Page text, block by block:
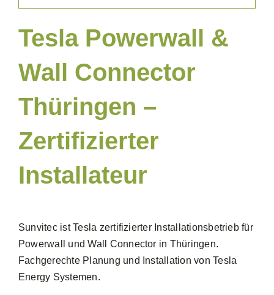
Tesla Powerwall &
Wall Connector
Thüringen –
Zertifizierter
Installateur
Sunvitec ist Tesla zertifizierter Installationsbetrieb für
Powerwall und Wall Connector in Thüringen.
Fachgerechte Planung und Installation von Tesla
Energy Systemen.